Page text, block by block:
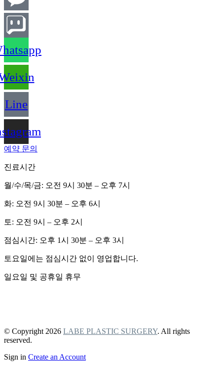
Line
예약 문의
진료시간
월/수/목/금: 오전 9시 30분 – 오후 7시
화: 오전 9시 30분 – 오후 6시
토: 오전 9시 – 오후 2시
점심시간: 오후 1시 30분 – 오후 3시
토요일에는 점심시간 없이 영업합니다.
일요일 및 공휴일 휴무
© Copyright 2026 LABE PLASTIC SURGERY. All rights
reserved.
Sign in Create an Account